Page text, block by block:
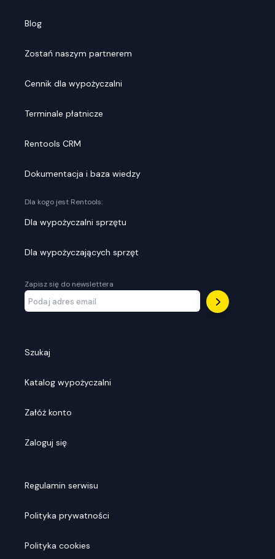
Blog
Zostań naszym partnerem
Cennik dla wypożyczalni
Terminale płatnicze
Rentools CRM
Dokumentacja i baza wiedzy
Dla kogo jest Rentools:
Dla wypożyczalni sprzętu
Dla wypożyczających sprzęt
Zapisz się do newslettera
Szukaj
Katalog wypożyczalni
Załóż konto
Zaloguj się
Regulamin serwisu
Polityka prywatności
Polityka cookies